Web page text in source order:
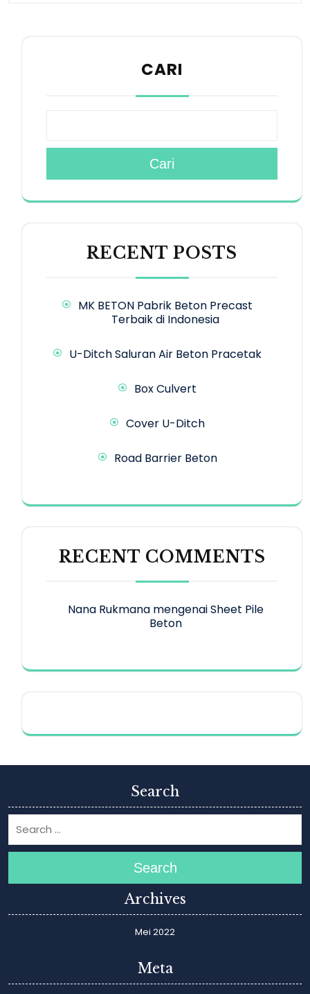
CARI
Cari
RECENT POSTS
MK BETON Pabrik Beton Precast
Terbaik di Indonesia
U-Ditch Saluran Air Beton Pracetak
Box Culvert
Cover U-Ditch
Road Barrier Beton
RECENT COMMENTS
Nana RukmanamengenaiSheet Pile
Beton
Search
Search
Archives
Mei 2022
Meta